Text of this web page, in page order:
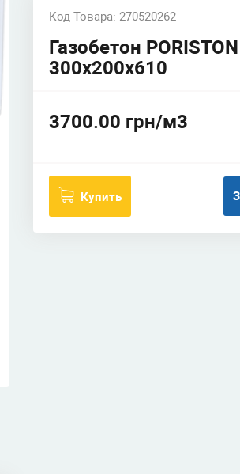
Код Товара: 270520262
Газобетон
300х200х610
3700.00 грн/м3
Купить